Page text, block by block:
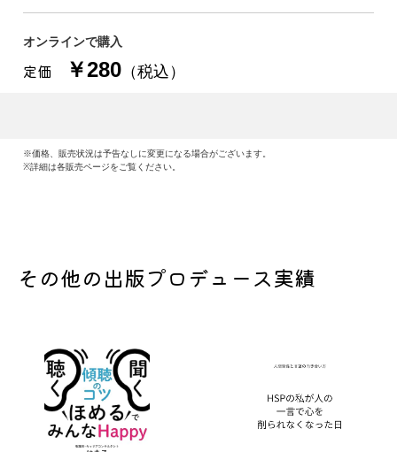
オンラインで購入
定価 ￥280 （税込）
※価格、販売状況は予告なしに変更になる場合がございます。
※詳細は各販売ページをご覧ください。
その他の出版プロデュース実績